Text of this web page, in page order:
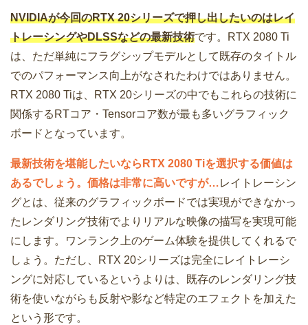
NVIDIAが今回のRTX 20シリーズで押し出したいのはレイ
トレーシングやDLSSなどの最新技術です。RTX 2080 Ti
は、ただ単純にフラグシップモデルとして既存のタイトル
でのパフォーマンス向上がなされたわけではありません。
RTX 2080 Tiは、RTX 20シリーズの中でもこれらの技術に
関係するRTコア・Tensorコア数が最も多いグラフィック
ボードとなっています。
最新技術を堪能したいならRTX 2080 Tiを選択する価値は
あるでしょう。価格は非常に高いですが…レイトレーシン
グとは、従来のグラフィックボードでは実現ができなかっ
たレンダリング技術でよりリアルな映像の描写を実現可能
にします。ワンランク上のゲーム体験を提供してくれるで
しょう。ただし、RTX 20シリーズは完全にレイトレーシ
ングに対応しているというよりは、既存のレンダリング技
術を使いながらも反射や影など特定のエフェクトを加えた
という形です。